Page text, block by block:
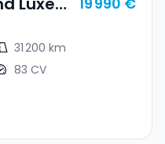
31 200 km
83 CV